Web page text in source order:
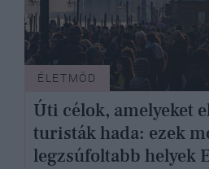
ÉLETMÓD
Úti célok, amelyeket
turisták hada: ezek
legzsúfoltabb helyek